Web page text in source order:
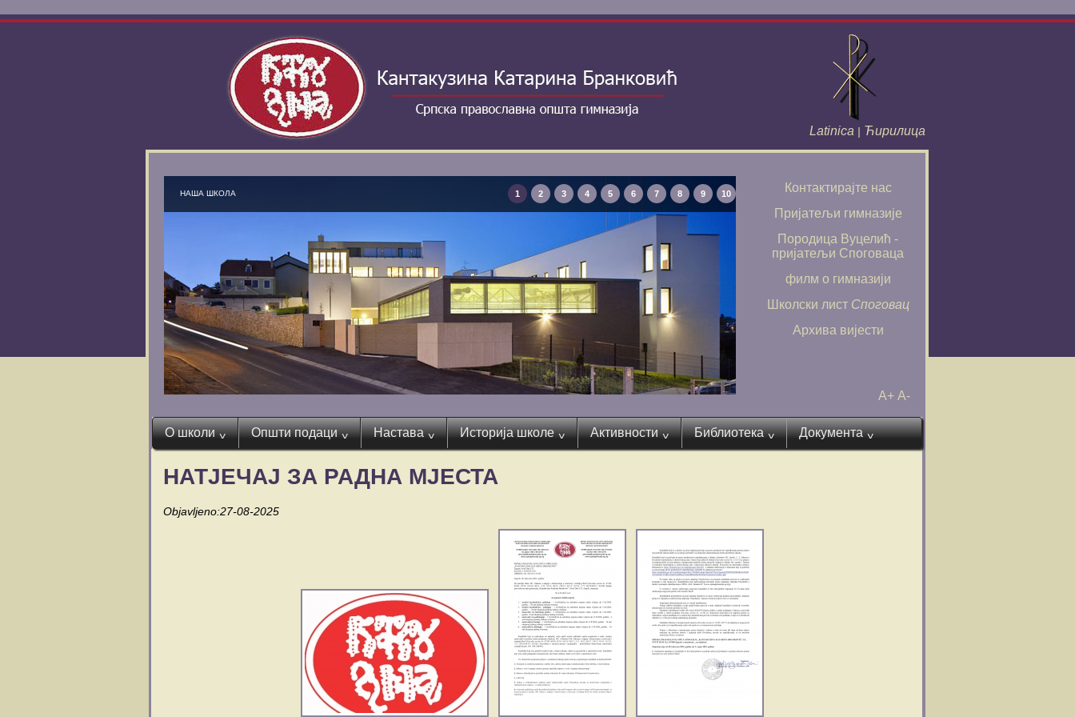
Latinica | Ћирилица
НАША ШКОЛА 1 2 3 4 5 6 7 8 9 10
Контактирајте нас
Пријатељи гимназије
Породица Вуцелић -
пријатељи Споговаца
филм о гимназији
Школски лист Споговац
Архива вијести
A+ A-
О школи ^ Општи подаци ^ Настава ^ Историја школе ^ Активности ^ Библиотека ^ Документа ^
НАТЈЕЧАЈ ЗА РАДНА МЈЕСТА
Objavljeno:27-08-2025